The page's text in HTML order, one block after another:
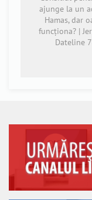
ajunge la un
Hamas, dar
funcționa? |
Dateline